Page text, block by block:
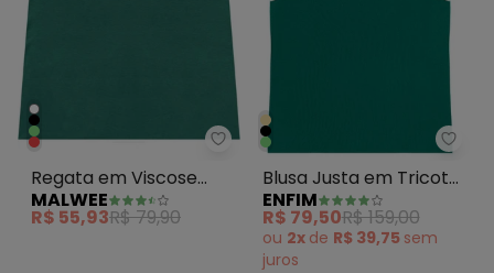
Malwee - Regata em Viscose
Regata em Viscose
com Franzido Verde
MALWEE
R$ 55,93R$ 79,90
Blusa Justa em Tricot
Verde Esmeralda
ENFIM
R$ 79,50R$ 159,00
ou 2x de R$ 39,75 sem
juros